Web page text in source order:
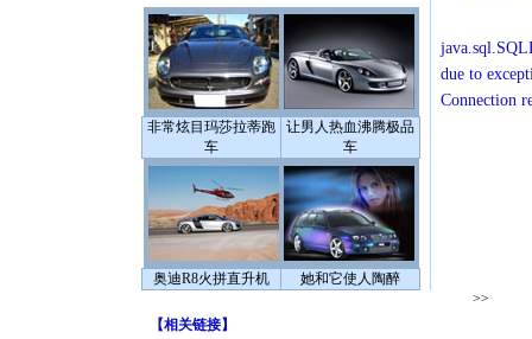
非常炫目玛莎拉蒂跑
车
让男人热血沸腾极品
车
奥迪R8火拼直升机 她和它使人陶醉
due to
Connection
>>
【相关链接】